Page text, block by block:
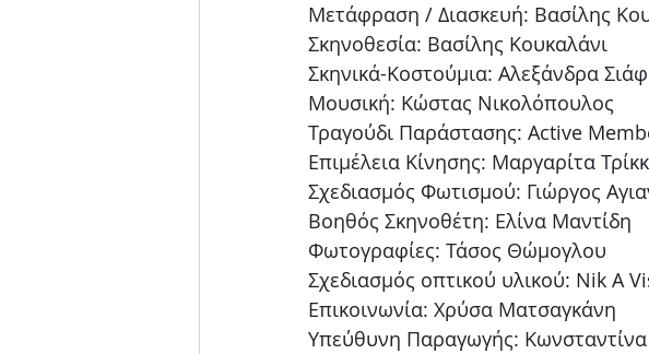
Μετάφραση / Διασκευή: Βασίλης
Σκηνοθεσία: Βασίλης Κουκαλάνι
Σκηνικά-Κοστούμια: Αλεξάνδρα
Μουσική: Κώστας Νικολόπουλος
Τραγούδι Παράστασης: Active
Επιμέλεια Κίνησης: Μαργαρίτα
Σχεδιασμός Φωτισμού: Γιώργος
Βοηθός Σκηνοθέτη: Ελίνα Μαντίδη
Φωτογραφίες: Τάσος Θώμογλου
Σχεδιασμός οπτικού υλικού: Nik A
Επικοινωνία: Χρύσα Ματσαγκάνη
Υπεύθυνη Παραγωγής: Κωνσταντίνα